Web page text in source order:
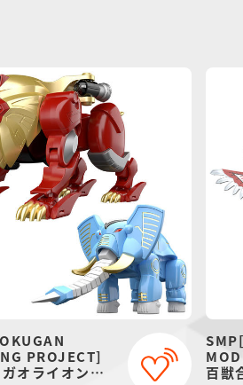
PROJECT]
オライオン＆
百獣